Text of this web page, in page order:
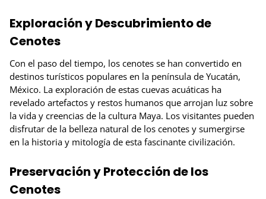
Exploración y Descubrimiento de
Cenotes
Con el paso del tiempo, los cenotes se han convertido en
destinos turísticos populares en la península de Yucatán,
México. La exploración de estas cuevas acuáticas ha
revelado artefactos y restos humanos que arrojan luz sobre
la vida y creencias de la cultura Maya. Los visitantes pueden
disfrutar de la belleza natural de los cenotes y sumergirse
en la historia y mitología de esta fascinante civilización.
Preservación y Protección de los
Cenotes